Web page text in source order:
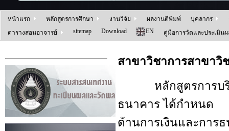
หน้าแรก หลักสูตรการศึกษา งานวิจัย ผลงานตีพิมพ์ บุคลากร
ตารางสอนอาจารย์
sitemap Download EN คู่มือการวัดและประเมิน
สาขาวิชาการสาขาวิ
หลักสูตรการบริหา
ธนาคาร ได้กำหนด
ด้านการเงินและการ